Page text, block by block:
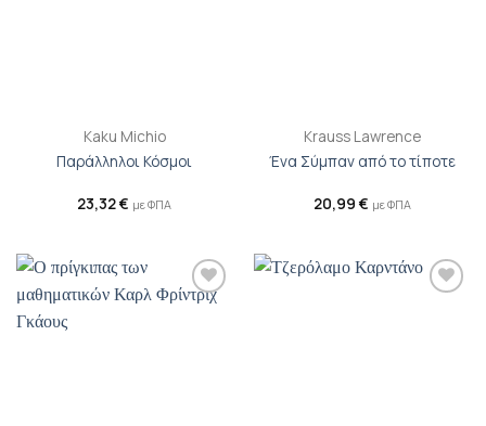
Kaku Michio
Παράλληλοι Κόσμοι
23,32€ με ΦΠΑ
Krauss Lawrence
Ένα Σύμπαν από το τίποτε
20,99 € με ΦΠΑ
Προσθήκη